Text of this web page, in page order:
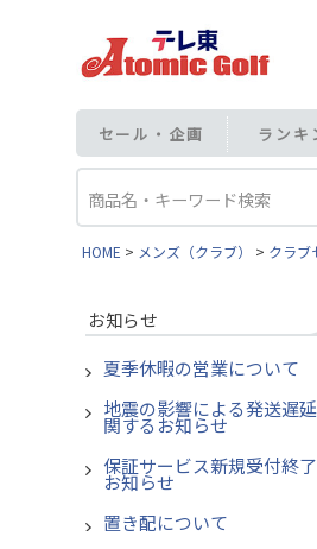
セール・企画 ランキ
HOME メンズ（クラブ） クラブ
お知らせ
夏季休暇の営業について
地震の影響による発送遅
関するお知らせ
保証サービス新規受付終
お知らせ
置き配について